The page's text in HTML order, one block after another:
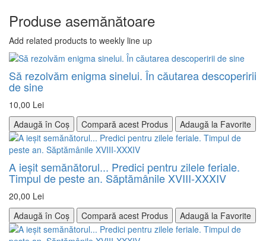
Produse asemănătoare
Add related products to weekly line up
Să rezolvăm enigma sinelui. În căutarea descoperirii
de sine
10,00 Lei
Adaugă în Coș
Compară acest Produs Adaugă la Favorite
A ieșit semănătorul... Predici pentru zilele feriale.
Timpul de peste an. Săptămânile XVIII-XXXIV
20,00 Lei
Adaugă în Coș
Compară acest Produs Adaugă la Favorite